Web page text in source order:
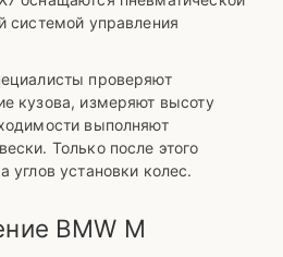
системой управления
проверяют
кузова, измеряют высоту
выполняют
Только после этого
углов установки колес.
BMW M